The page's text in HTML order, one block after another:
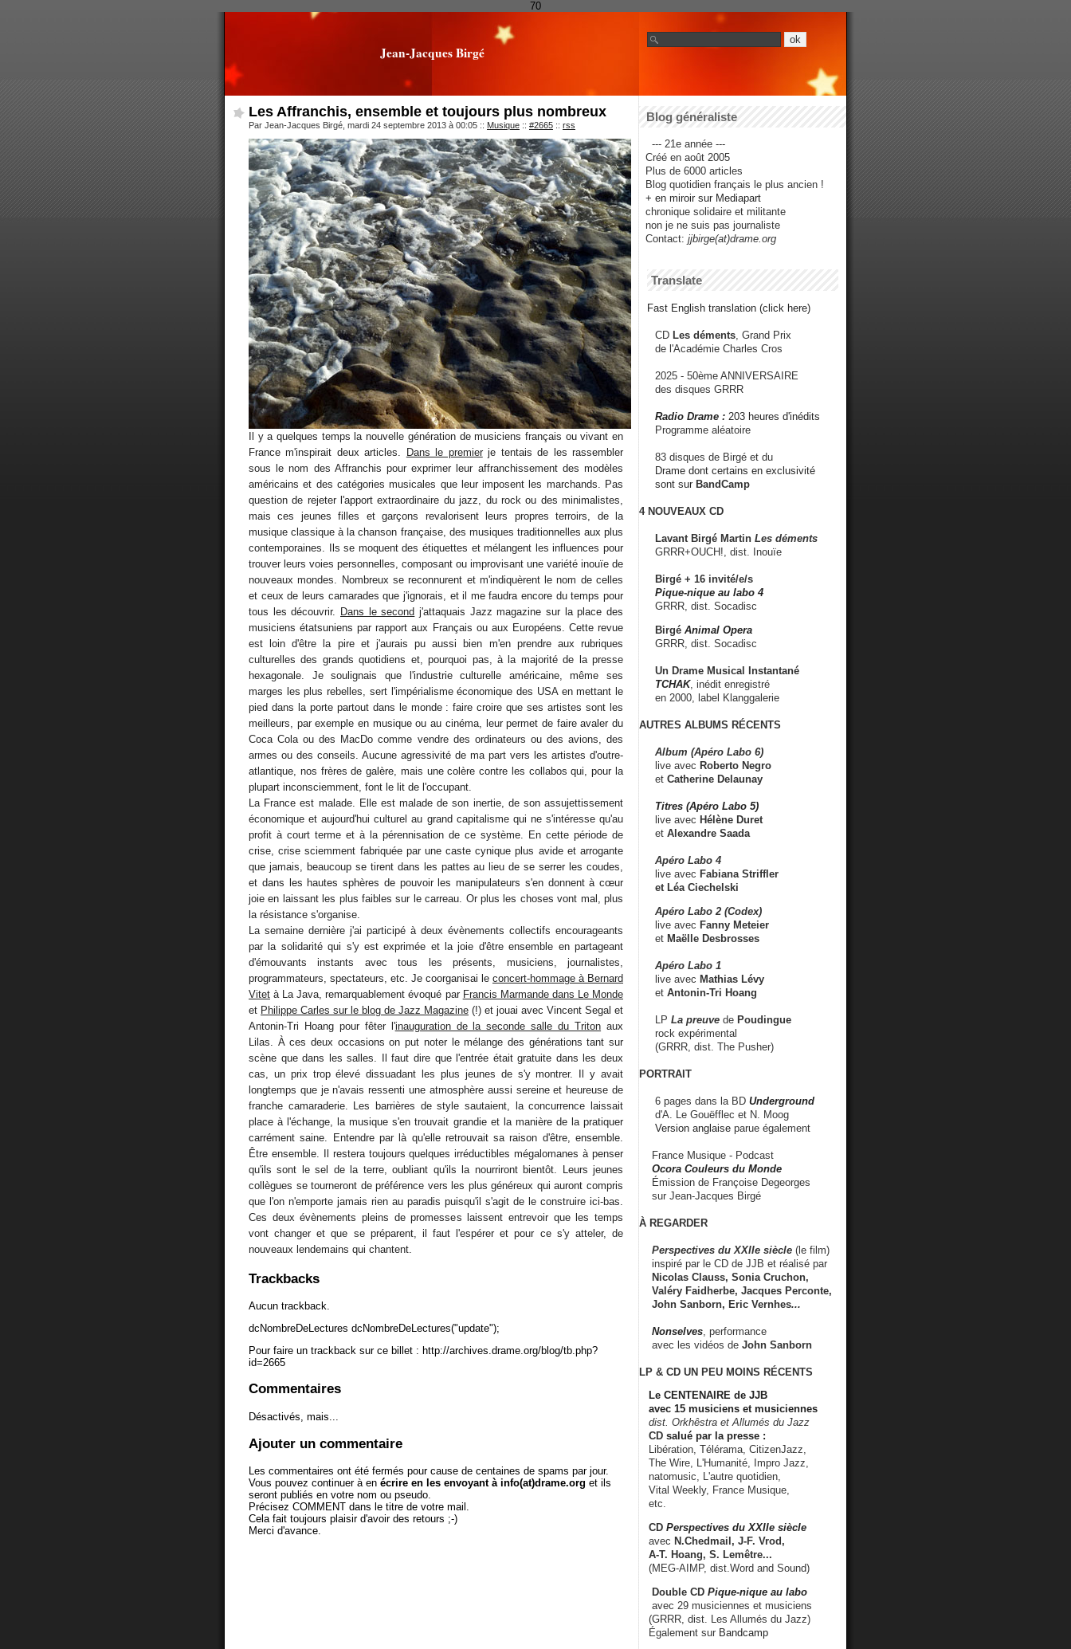
70
Jean-Jacques Birgé
Les Affranchis, ensemble et toujours plus nombreux
Par Jean-Jacques Birgé, mardi 24 septembre 2013 à 00:05 :: Musique :: #2665 :: rss
Il y a quelques temps la nouvelle génération de musiciens français ou vivant en
France m'inspirait deux articles.
Dans le premierje tentais de les rassembler
sous le nom des Affranchis pour exprimer leur affranchissement des modèles
américains et des catégories musicales que leur imposent les marchands. Pas
question de rejeter l'apport extraordinaire du jazz, du rock ou des minimalistes,
mais ces jeunes filles et garçons revalorisent leurs propres terroirs, de la
musique classique à la chanson française, des musiques traditionnelles aux plus
contemporaines. Ils se moquent des étiquettes et mélangent les influences pour
trouver leurs voies personnelles, composant ou improvisant une variété inouïe de
nouveaux mondes. Nombreux se reconnurent et m'indiquèrent le nom de celles
et ceux de leurs camarades que j'ignorais, et il me faudra encore du temps pour
tous les découvrir.
Dans le second j'attaquais Jazz magazine sur la place des
musiciens étatsuniens par rapport aux Français ou aux Européens. Cette revue
est loin d'être la pire et j'aurais pu aussi bien m'en prendre aux rubriques
culturelles des grands quotidiens et, pourquoi pas, à la majorité de la presse
hexagonale. Je soulignais que l'industrie culturelle américaine, même ses
marges les plus rebelles, sert l'impérialisme économique des USA en mettant le
pied dans la porte partout dans le monde : faire croire que ses artistes sont les
meilleurs, par exemple en musique ou au cinéma, leur permet de faire avaler du
Coca Cola ou des MacDo comme vendre des ordinateurs ou des avions, des
armes ou des conseils. Aucune agressivité de ma part vers les artistes d'outre-
atlantique, nos frères de galère, mais une colère contre les collabos qui, pour la
plupart inconsciemment, font le lit de l'occupant.
La France est malade. Elle est malade de son inertie, de son assujettissement
économique et aujourd'hui culturel au grand capitalisme qui ne s'intéresse qu'au
profit à court terme et à la pérennisation de ce système. En cette période de
crise, crise sciemment fabriquée par une caste cynique plus avide et arrogante
que jamais, beaucoup se tirent dans les pattes au lieu de se serrer les coudes,
et dans les hautes sphères de pouvoir les manipulateurs s'en donnent à cœur
joie en laissant les plus faibles sur le carreau. Or plus les choses vont mal, plus
la résistance s'organise.
La semaine dernière j'ai participé à deux évènements collectifs encourageants
par la solidarité qui s'y est exprimée et la joie d'être ensemble en partageant
d'émouvants instants avec tous les présents, musiciens, journalistes,
programmateurs, spectateurs, etc. Je coorganisai le concert-hommage à Bernard
Vitet à La Java, remarquablement évoqué par Francis Marmande dans Le Monde
et Philippe Carles sur le blog de Jazz Magazine (!) et jouai avec Vincent Segal et
Antonin-Tri Hoang pour fêter l'inauguration de la seconde salle du Triton aux
Lilas. À ces deux occasions on put noter le mélange des générations tant sur
scène que dans les salles. Il faut dire que l'entrée était gratuite dans les deux
cas, un prix trop élevé dissuadant les plus jeunes de s'y montrer. Il y avait
longtemps que je n'avais ressenti une atmosphère aussi sereine et heureuse de
franche camaraderie. Les barrières de style sautaient, la concurrence laissait
place à l'échange, la musique s'en trouvait grandie et la manière de la pratiquer
carrément saine. Entendre par là qu'elle retrouvait sa raison d'être, ensemble.
Être ensemble. Il restera toujours quelques irréductibles mégalomanes à penser
qu'ils sont le sel de la terre, oubliant qu'ils la nourriront bientôt. Leurs jeunes
collègues se tourneront de préférence vers les plus généreux qui auront compris
que l'on n'emporte jamais rien au paradis puisqu'il s'agit de le construire ici-bas.
Ces deux évènements pleins de promesses laissent entrevoir que les temps
vont changer et que se préparent, il faut l'espérer et pour ce s'y atteler, de
nouveaux lendemains qui chantent.
Trackbacks
Aucun trackback.
dcNombreDeLectures dcNombreDeLectures("update");
Pour faire un trackback sur ce billet : http://archives.drame.org/blog/tb.php?
id=2665
Commentaires
Désactivés, mais...
Ajouter un commentaire
Les commentaires ont été fermés pour cause de centaines de spams par jour.
Vous pouvez continuer à en écrire en les envoyant à info(at)drame.org et ils
seront publiés en votre nom ou pseudo.
Précisez COMMENT dans le titre de votre mail.
Cela fait toujours plaisir d'avoir des retours ;-)
Merci d'avance.
Blog généraliste
--- 21e année ---
Créé en août 2005
Plus de 6000 articles
Blog quotidien français le plus ancien !
+ en miroir sur Mediapart
chronique solidaire et militante
non je ne suis pas journaliste
Contact: jjbirge(at)drame.org
Translate
Fast English translation (click here)
CD Les déments , Grand Prix
de l'Académie Charles Cros
2025 - 50ème ANNIVERSAIRE
des disques GRRR
Radio Drame : 203 heures d'inédits
Programme aléatoire
83 disques de Birgé et du
Drame dont certains en exclusivité
sont sur BandCamp
4 NOUVEAUX CD
Lavant Birgé Martin Les déments
GRRR+OUCH!, dist. Inouïe
Birgé + 16 invité/e/s
Pique-nique au labo 4
GRRR, dist. Socadisc
Birgé Animal Opera
GRRR, dist. Socadisc
Un Drame Musical Instantané
TCHAK, inédit enregistré
en 2000, label Klanggalerie
AUTRES ALBUMS RÉCENTS
Album (Apéro Labo 6)
live avec Roberto Negro
et Catherine Delaunay
Titres (Apéro Labo 5)
live avec Hélène Duret
et Alexandre Saada
Apéro Labo 4
live avec Fabiana Striffler
et Léa Ciechelski
Apéro Labo 2 (Codex)
live avec Fanny Meteier
et Maëlle Desbrosses
Apéro Labo 1
live avec Mathias Lévy
et Antonin-Tri Hoang
LP La preuve de Poudingue
rock expérimental
(GRRR, dist. The Pusher)
PORTRAIT
6 pages dans la BD Underground
d'A. Le Gouëfflec et N. Moog
Version anglaise parue également
France Musique - Podcast
Ocora Couleurs du Monde
Émission de Françoise Degeorges
sur Jean-Jacques Birgé
À REGARDER
Perspectives du XXIIe siècle (le film)
inspiré par le CD de JJB et réalisé par
Nicolas Clauss, Sonia Cruchon,
Valéry Faidherbe, Jacques Perconte,
John Sanborn, Eric Vernhes...
Nonselves , performance
avec les vidéos de John Sanborn
LP & CD UN PEU MOINS RÉCENTS
Le CENTENAIRE de JJB
avec 15 musiciens et musiciennes
dist. Orkhêstra et Allumés du Jazz
CD salué par la presse :
Libération, Télérama, CitizenJazz,
The Wire, L'Humanité, Impro Jazz,
natomusic, L'autre quotidien,
Vital Weekly, France Musique,
etc.
CD Perspectives du XXIIe siècle
avec N.Chedmail, J-F. Vrod,
A-T. Hoang, S. Lemêtre...
(MEG-AIMP, dist.Word and Sound)
Double CD Pique-nique au labo
avec 29 musiciennes et musiciens
(GRRR, dist. Les Allumés du Jazz)
Également sur Bandcamp